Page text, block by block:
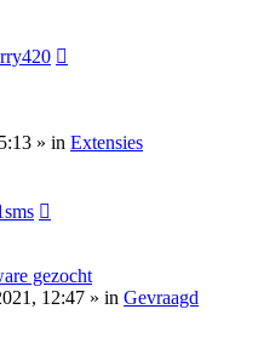
» in Extensies
gezocht
12:47 » in Gevraagd